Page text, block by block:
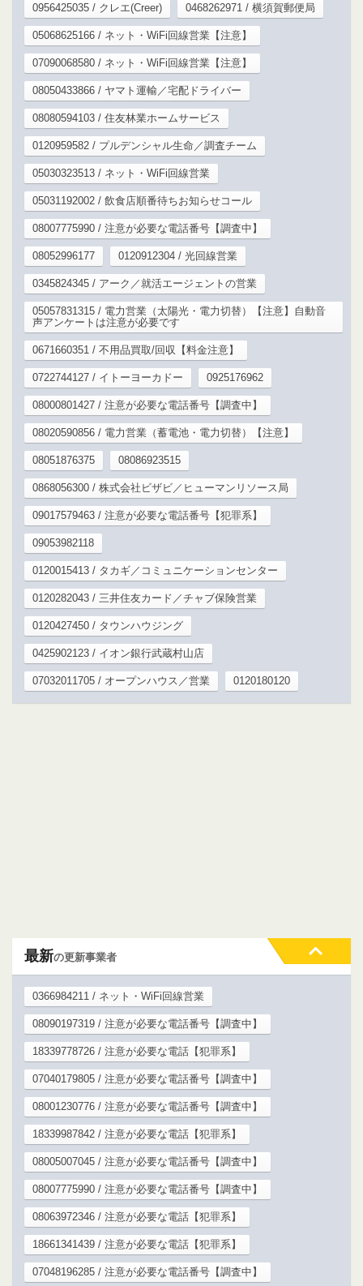
0956425035 / クレエ(Creer) 0468262971 / 横須賀郵便局
05068625166 / ネット・WiFi回線営業【注意】
07090068580 / ネット・WiFi回線営業【注意】
08050433866 / ヤマト運輸／宅配ドライバー
08080594103 / 住友林業ホームサービス
0120959582 / プルデンシャル生命／調査チーム
05030323513 / ネット・WiFi回線営業
05031192002 / 飲食店順番待ちお知らせコール
08007775990 / 注意が必要な電話番号【調査中】
08052996177 0120912304 / 光回線営業
0345824345 / アーク／就活エージェントの営業
05057831315 / 電力営業（太陽光・電力切替）【注意】自動音
声アンケートは注意が必要です
0671660351 / 不用品買取/回収【料金注意】
0722744127 / イトーヨーカドー 0925176962
08000801427 / 注意が必要な電話番号【調査中】
08020590856 / 電力営業（蓄電池・電力切替）【注意】
08051876375 08086923515
0868056300 / 株式会社ビザビ／ヒューマンリソース局
09017579463 / 注意が必要な電話番号【犯罪系】
09053982118
0120015413 / タカギ／コミュニケーションセンター
0120282043 / 三井住友カード／チャブ保険営業
0120427450 / タウンハウジング
0425902123 / イオン銀行武蔵村山店
07032011705 / オープンハウス／営業 0120180120
最新の更新事業者
0366984211 / ネット・WiFi回線営業
08090197319 / 注意が必要な電話番号【調査中】
18339778726 / 注意が必要な電話【犯罪系】
07040179805 / 注意が必要な電話番号【調査中】
08001230776 / 注意が必要な電話番号【調査中】
18339987842 / 注意が必要な電話【犯罪系】
08005007045 / 注意が必要な電話番号【調査中】
08007775990 / 注意が必要な電話番号【調査中】
08063972346 / 注意が必要な電話【犯罪系】
18661341439 / 注意が必要な電話【犯罪系】
07048196285 / 注意が必要な電話番号【調査中】